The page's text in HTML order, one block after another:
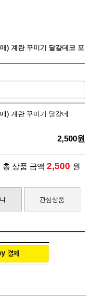
) 계란 꾸미기 달걀데코 포
) 계란 꾸미기 달걀데
2,500원
총 상품 금액 2,500 원
관심상품